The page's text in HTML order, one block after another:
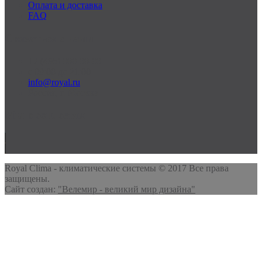
Оплата и доставка
FAQ
info@royal.ru
Royal Clima - климатические системы © 2017 Все права
защищены.
Сайт создан: "Велемир - великий мир дизайна"